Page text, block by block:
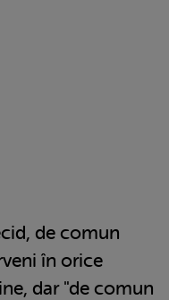
de comun
în orice
dar "de comun